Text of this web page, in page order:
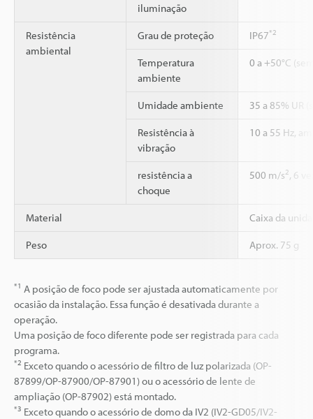
iluminação
Resistência
ambiental
Grau de proteção IP67*2
Temperatura
ambiente
0 a +50°C
Umidade ambiente 35 a 85% UR
Resistência à
vibração
10 a 55 Hz,
resistência a
choque
500 m/s2, 6
Material Caixa da
Peso Aprox. 75 g
*1 A posição de foco pode ser ajustada automaticamente por
ocasião da instalação. Essa função é desativada durante a
operação.
Uma posição de foco diferente pode ser registrada para cada
programa.
*2 Exceto quando o acessório de filtro de luz polarizada (OP-
87899/OP-87900/OP-87901) ou o acessório de lente de
ampliação (OP-87902) está montado.
*3 Exceto quando o acessório de domo da IV2 (IV2-GD05/IV2-